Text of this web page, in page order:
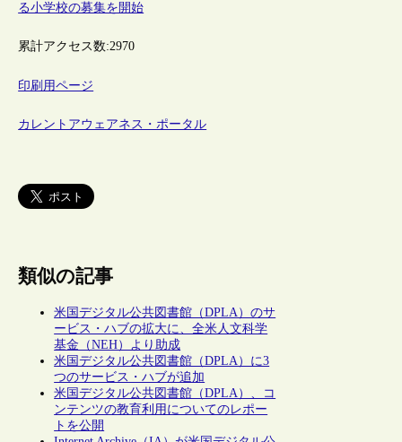
る小学校の募集を開始
累計アクセス数:2970
印刷用ページ
カレントアウェアネス・ポータル
類似の記事
米国デジタル公共図書館（DPLA）のサ
ービス・ハブの拡大に、全米人文科学
基金（NEH）より助成
米国デジタル公共図書館（DPLA）に3
つのサービス・ハブが追加
米国デジタル公共図書館（DPLA）、コ
ンテンツの教育利用についてのレポー
トを公開